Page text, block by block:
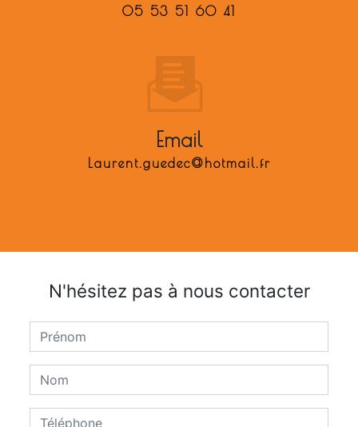
05 53 51 60 41
Email
laurent.guedec@hotmail.fr
N'hésitez pas à nous contacter